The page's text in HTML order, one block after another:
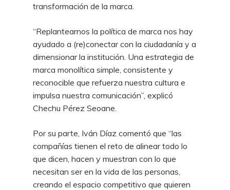
transformación de la marca.
“Replantearnos la política de marca nos hay
ayudado a (re)conectar con la ciudadanía y a
dimensionar la institución. Una estrategia de
marca monolítica simple, consistente y
reconocible que refuerza nuestra cultura e
impulsa nuestra comunicación”, explicó
Chechu Pérez Seoane.
Por su parte, Iván Díaz comentó que “las
compañías tienen el reto de alinear todo lo
que dicen, hacen y muestran con lo que
necesitan ser en la vida de las personas,
creando el espacio competitivo que quieren